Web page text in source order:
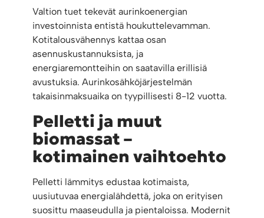
Valtion tuet tekevät aurinkoenergian
investoinnista entistä houkuttelevamman.
Kotitalousvähennys kattaa osan
asennuskustannuksista, ja
energiaremontteihin on saatavilla erillisiä
avustuksia. Aurinkosähköjärjestelmän
takaisinmaksuaika on tyypillisesti 8-12 vuotta.
Pelletti ja muut
biomassat –
kotimainen vaihtoehto
Pelletti lämmitys edustaa kotimaista,
uusiutuvaa energialähdettä, joka on erityisen
suosittu maaseudulla ja pientaloissa. Modernit